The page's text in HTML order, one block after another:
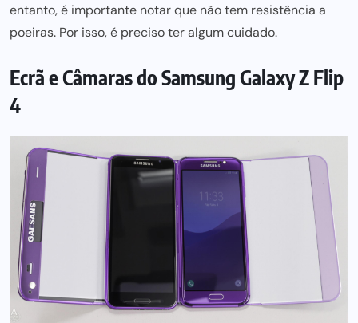
entanto, é importante notar que não tem resistência a
poeiras. Por isso, é preciso ter algum cuidado.
Ecrã e Câmaras do Samsung Galaxy Z Flip
4